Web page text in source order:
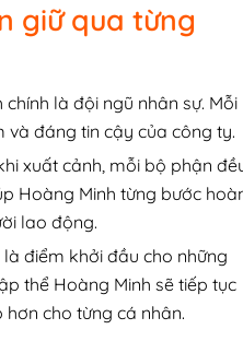
giữ qua từng
là đội ngũ nhân sự. Mỗi
và đáng tin cậy của công ty.
xuất cảnh, mỗi bộ phận
Hoàng Minh từng bước
lao động.
điểm khởi đầu cho những
thể Hoàng Minh sẽ tiếp tục
cho từng cá nhân.